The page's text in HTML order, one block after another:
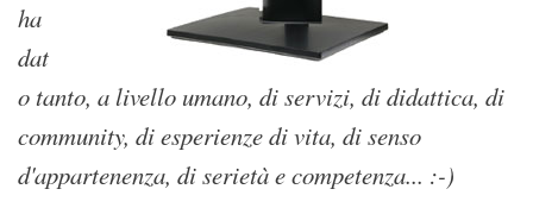
ha
dat
o tanto, a livello umano, di servizi, di didattica, di
community, di esperienze di vita, di senso
d'appartenenza, di serietà e competenza... :-)